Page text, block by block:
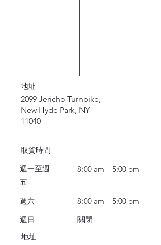
地址
2099 Jericho Turnpike,
New Hyde Park, NY
11040
取貨時間
週一至週
五
週六
週日
8:00 am – 5:00 pm
8:00 am – 5:00 pm
關閉
地址